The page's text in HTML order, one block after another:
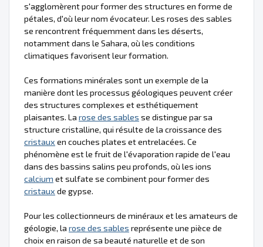
s'agglomèrent pour former des structures en forme de
pétales, d'où leur nom évocateur. Les roses des sables
se rencontrent fréquemment dans les déserts,
notamment dans le Sahara, où les conditions
climatiques favorisent leur formation.
Ces formations minérales sont un exemple de la
manière dont les processus géologiques peuvent créer
des structures complexes et esthétiquement
plaisantes. La rose des sables se distingue par sa
structure cristalline, qui résulte de la croissance des
cristaux en couches plates et entrelacées. Ce
phénomène est le fruit de l'évaporation rapide de l'eau
dans des bassins salins peu profonds, où les ions
calcium et sulfate se combinent pour former des
cristaux de gypse.
Pour les collectionneurs de minéraux et les amateurs de
géologie, la rose des sables représente une pièce de
choix en raison de sa beauté naturelle et de son